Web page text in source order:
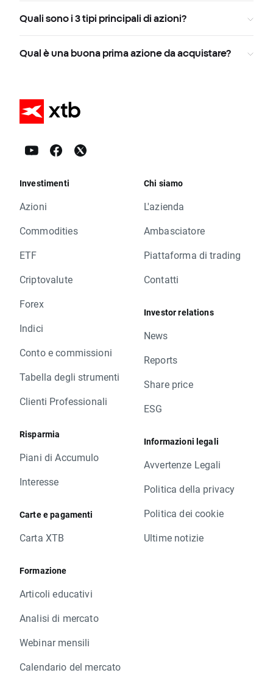
Quali sono i 3 tipi principali di azioni?
Qual è una buona prima azione da acquistare?
Investimenti
Azioni
Commodities
ETF
Criptovalute
Forex
Indici
Conto e commissioni
Tabella degli strumenti
Clienti Professionali
Risparmia
Piani di Accumulo
Interesse
Carte e pagamenti
Carta XTB
Formazione
Articoli educativi
Analisi di mercato
Webinar mensili
Calendario del mercato
Chi siamo
L'azienda
Ambasciatore
Piattaforma di trading
Contatti
Investor relations
News
Reports
Share price
ESG
Informazioni legali
Avvertenze Legali
Politica della privacy
Politica dei cookie
Ultime notizie